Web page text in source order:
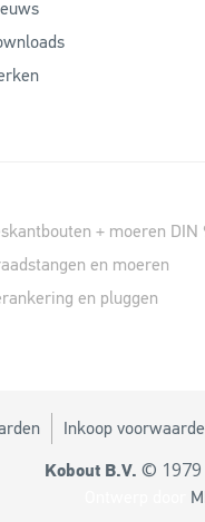
+ moeren DIN
en moeren
en pluggen
Inkoop
Kobout B.V. © 1979